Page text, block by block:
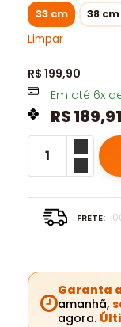
33 cm 38 cm
Limpar
R$ 199,90
Em até 6x
R$189,91
Garanta
amanhã,
agora.